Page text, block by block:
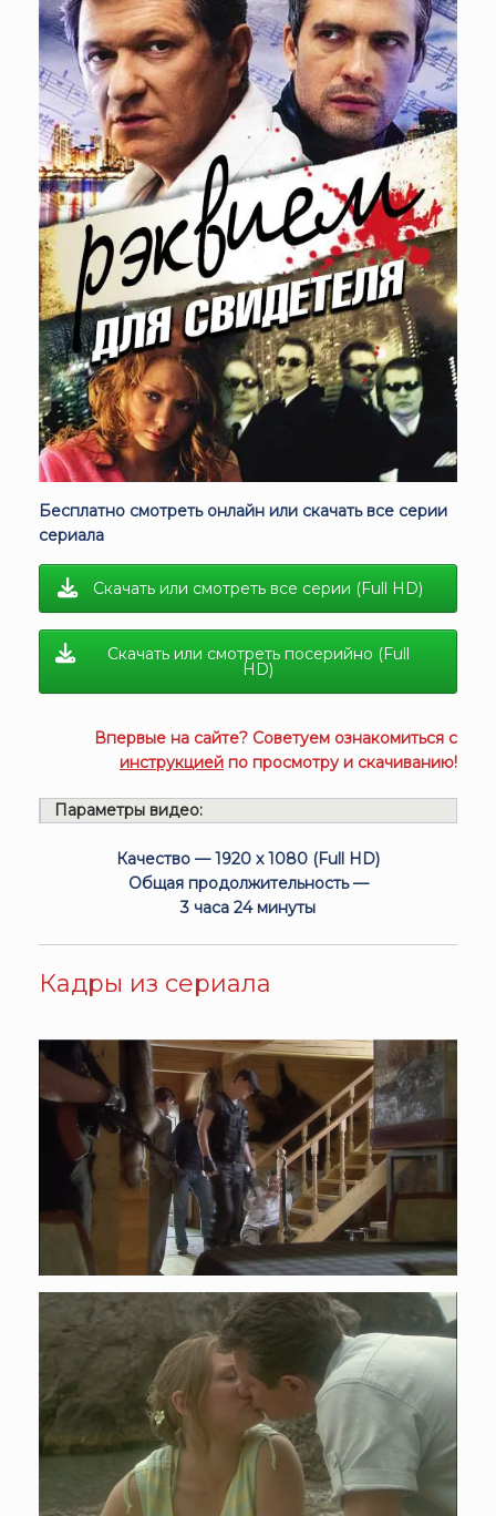
Бесплатно смотреть онлайн или скачать все серии
сериала
Скачать или смотреть все серии (Full HD)
Скачать или смотреть посерийно (Full
HD)
Впервые на сайте? Советуем ознакомиться с
инструкцией по просмотру и скачиванию!
Параметры видео:
Качество — 1920 x 1080 (Full HD)
Общая продолжительность —
3 часа 24 минуты
Кадры из сериала